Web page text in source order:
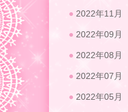
2022年11月
2022年09月
2022年08月
2022年07月
2022年05月